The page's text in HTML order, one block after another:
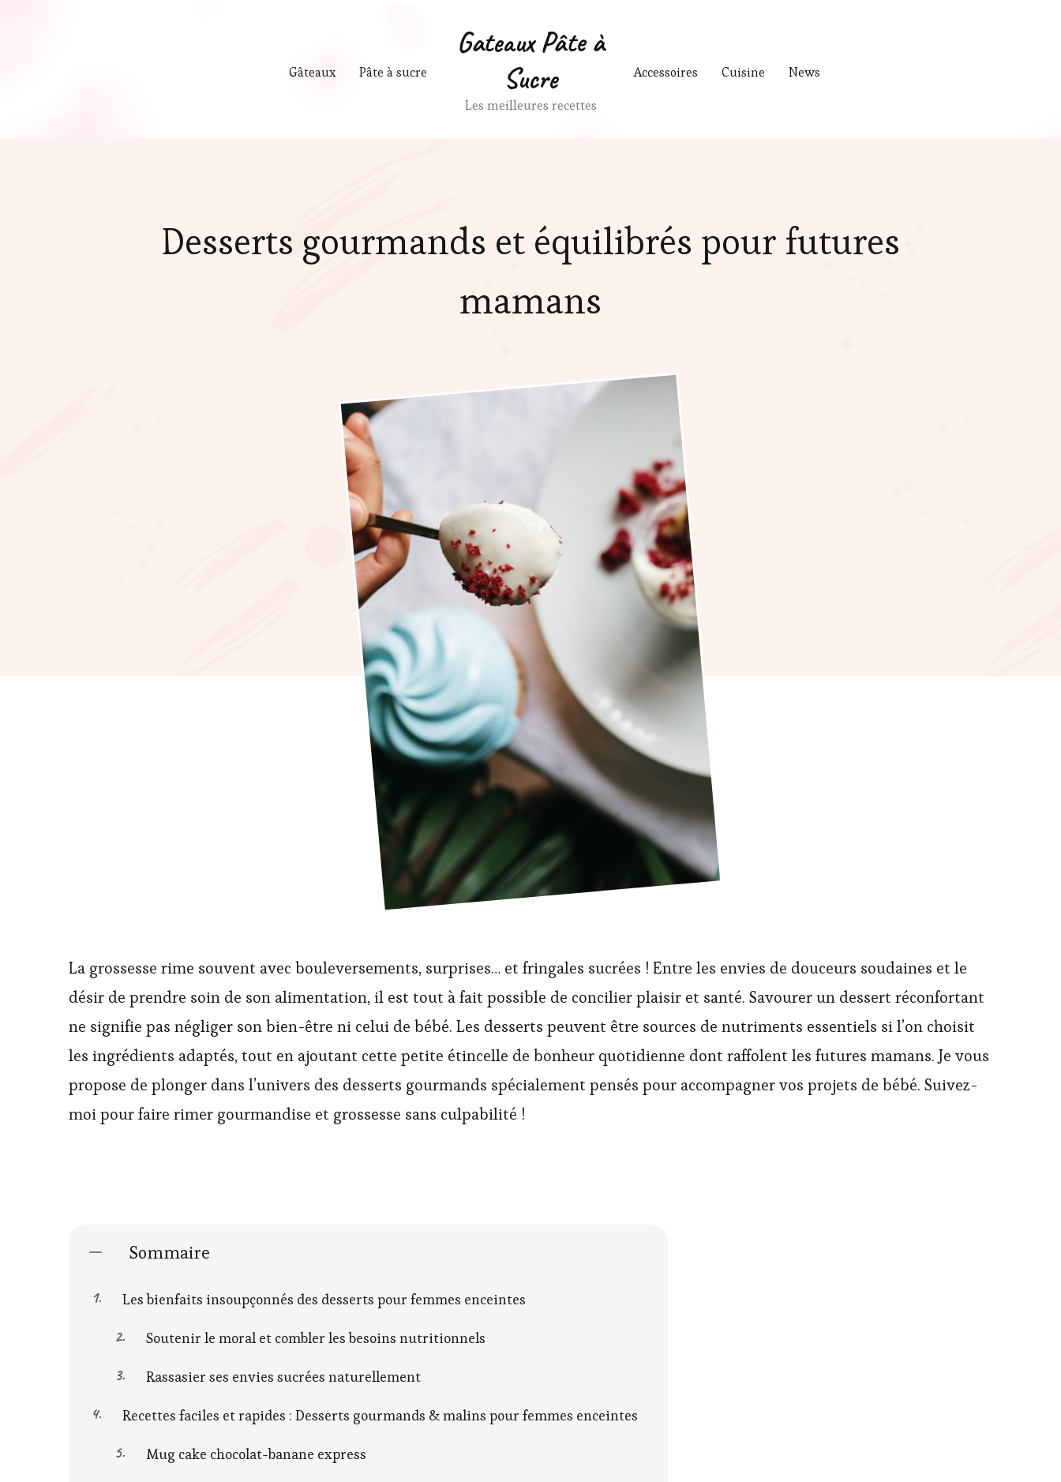
Gâteaux Pâte à sucre Accessoires Cuisine News
Gateaux Pâte à
Sucre
Les meilleures recettes
Desserts gourmands et équilibrés pour futures
mamans
La grossesse rime souvent avec bouleversements, surprises… et fringales sucrées ! Entre les envies de douceurs soudaines et le
désir de prendre soin de son alimentation, il est tout à fait possible de concilier plaisir et santé. Savourer un dessert réconfortant
ne signifie pas négliger son bien-être ni celui de bébé. Les desserts peuvent être sources de nutriments essentiels si l’on choisit
les ingrédients adaptés, tout en ajoutant cette petite étincelle de bonheur quotidienne dont raffolent les futures mamans. Je vous
propose de plonger dans l’univers des desserts gourmands spécialement pensés pour accompagner vos projets de bébé. Suivez-
moi pour faire rimer gourmandise et grossesse sans culpabilité !
Sommaire
Les bienfaits insoupçonnés des desserts pour femmes enceintes
Soutenir le moral et combler les besoins nutritionnels
Rassasier ses envies sucrées naturellement
Recettes faciles et rapides : Desserts gourmands & malins pour femmes enceintes
Mug cake chocolat-banane express